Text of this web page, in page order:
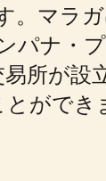
マラ
パナ・
所が設
ができ